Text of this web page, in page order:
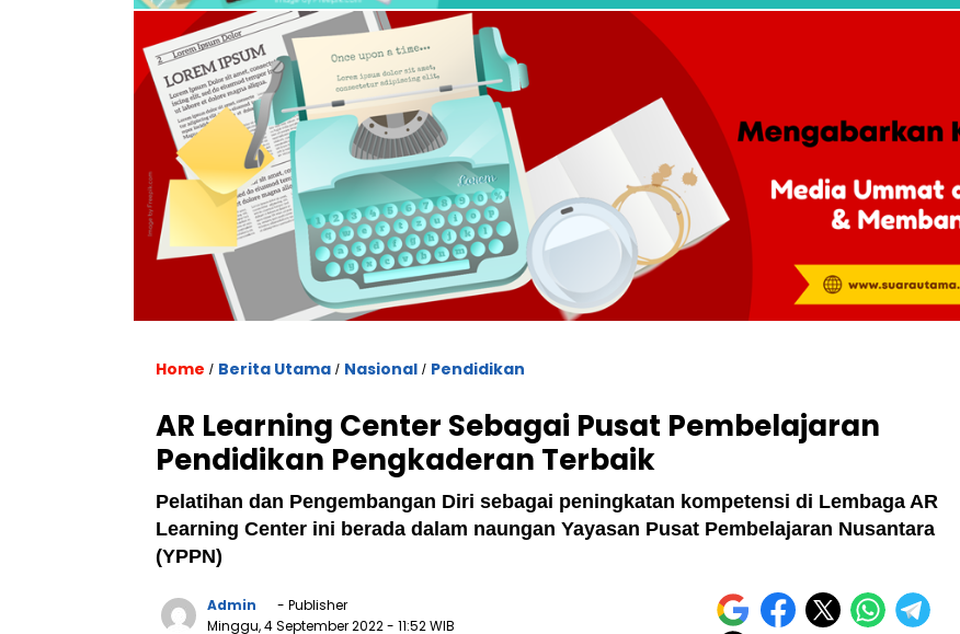
Home / Berita Utama / Nasional / Pendidikan
AR Learning Center Sebagai Pusat Pembelajaran
Pendidikan Pengkaderan Terbaik
Pelatihan dan Pengembangan Diri sebagai peningkatan kompetensi di Lembaga AR
Learning Center ini berada dalam naungan Yayasan Pusat Pembelajaran Nusantara
(YPPN)
Admin
- Publisher
Minggu, 4 September 2022- 11:52 WIB